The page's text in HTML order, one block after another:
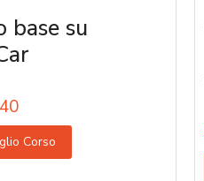
base su
Corso